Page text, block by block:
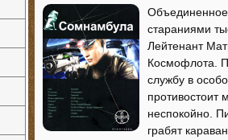
стараниями
Лейтенант
Космофлота.
службу в
противостоит
неспокойно.
грабят